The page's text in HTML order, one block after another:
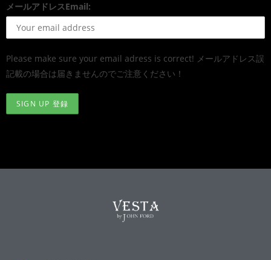
メールアドレスEmail:
Please make sure your email adress is correct! メールアドレス誤
記載の場合は届きませんのでご注意ください！